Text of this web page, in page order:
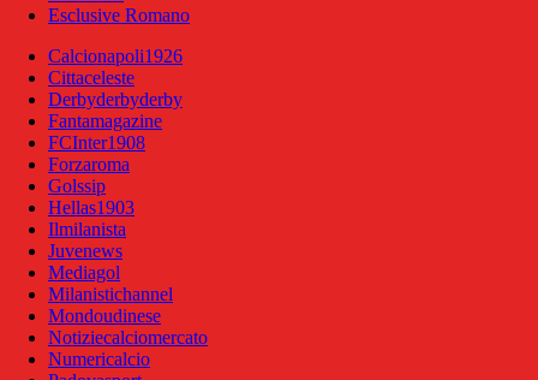
Esclusive Romano
Calcionapoli1926
Cittaceleste
Derbyderbyderby
Fantamagazine
FCInter1908
Forzaroma
Golssip
Hellas1903
Ilmilanista
Juvenews
Mediagol
Milanistichannel
Mondoudinese
Notiziecalciomercato
Numericalcio